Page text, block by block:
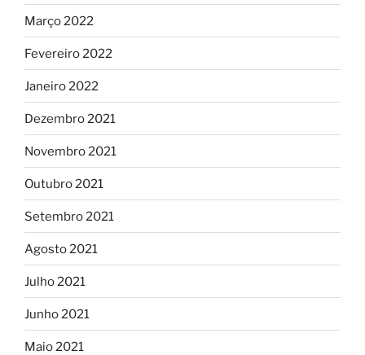
Março 2022
Fevereiro 2022
Janeiro 2022
Dezembro 2021
Novembro 2021
Outubro 2021
Setembro 2021
Agosto 2021
Julho 2021
Junho 2021
Maio 2021